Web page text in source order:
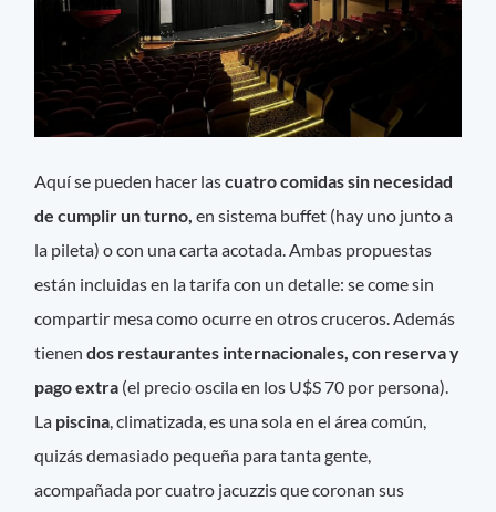
Aquí se pueden hacer lascuatro comidas sin necesidad
de cumplir un turno, en sistema buffet (hay uno junto a
la pileta) o con una carta acotada. Ambas propuestas
están incluidas en la tarifa con un detalle: se come sin
compartir mesa como ocurre en otros cruceros. Además
tienen dos restaurantes internacionales, con reserva y
pago extra (el precio oscila en los U$S 70 por persona).
La piscina, climatizada, es una sola en el área común,
quizás demasiado pequeña para tanta gente,
acompañada por cuatro jacuzzis que coronan sus